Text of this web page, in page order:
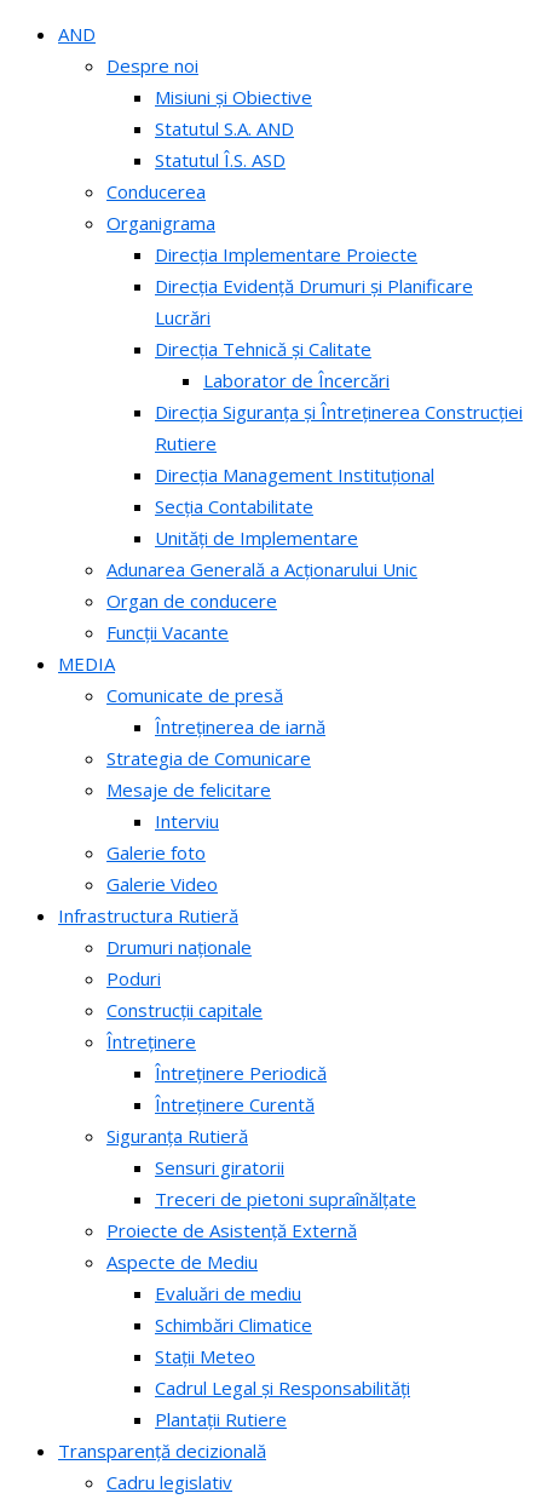
AND
Despre noi
Misiuni și Obiective
Statutul S.A. AND
Statutul Î.S. ASD
Conducerea
Organigrama
Direcția Implementare Proiecte
Direcția Evidență Drumuri și Planificare
Lucrări
Direcția Tehnică și Calitate
Laborator de Încercări
Direcția Siguranța și Întreținerea Construcției
Rutiere
Direcția Management Instituțional
Secția Contabilitate
Unități de Implementare
Adunarea Generală a Acționarului Unic
Organ de conducere
Funcții Vacante
MEDIA
Comunicate de presă
Întreținerea de iarnă
Strategia de Comunicare
Mesaje de felicitare
Interviu
Galerie foto
Galerie Video
Infrastructura Rutieră
Drumuri naționale
Poduri
Construcții capitale
Întreținere
Întreținere Periodică
Întreținere Curentă
Siguranța Rutieră
Sensuri giratorii
Treceri de pietoni supraînălțate
Proiecte de Asistență Externă
Aspecte de Mediu
Evaluări de mediu
Schimbări Climatice
Stații Meteo
Cadrul Legal și Responsabilități
Plantații Rutiere
Transparență decizională
Cadru legislativ